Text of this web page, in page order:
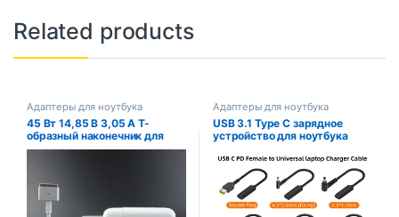
Related products
Адаптеры для ноутбука
45 Вт 14,85 В 3,05 А Т-
образный наконечник для
Apple MacBook Air 11 “13”
ноутбука зарядное
устройство
Адаптеры для ноутбука
USB 3.1 Type C зарядное
устройство для ноутбука
Преобразователь USB Type C
женский в 4,0*1,35 5,5*2,5
4,5*3,0 4,0*1,7 мм разъем
постоянного тока